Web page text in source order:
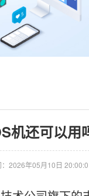
机还可以
：2026年05月10日